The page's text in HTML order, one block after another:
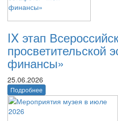
IX этап
просветительской
финансы»
25.06.2026
Подробнее